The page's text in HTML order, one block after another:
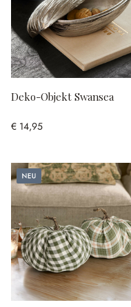
Deko-Objekt Swansea
€ 14,95
Neu